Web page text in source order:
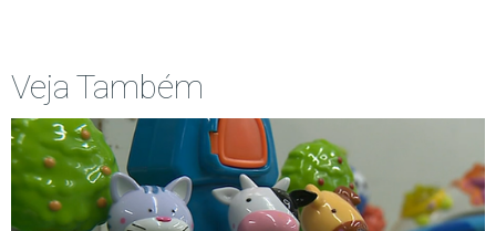
Veja Também